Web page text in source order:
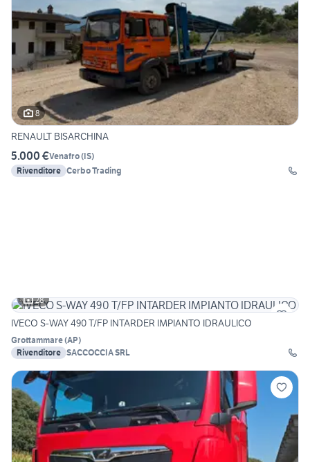
8
RENAULT BISARCHINA
5.000 €Venafro(IS)
Rivenditore Cerbo Trading
28
IVECO S-WAY 490 T/FP INTARDER IMPIANTO IDRAULICO
Grottammare(AP)
Rivenditore SACCOCCIA SRL